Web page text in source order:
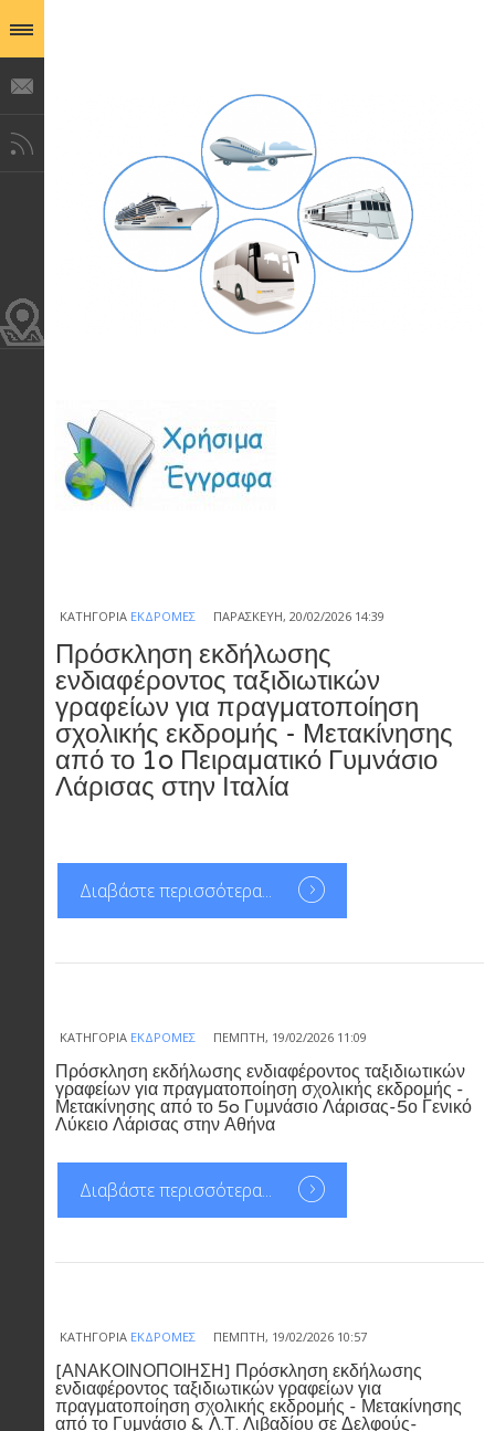
ΚΑΤΗΓΟΡΊΑ ΕΚΔΡΟΜΈΣ ΠΑΡΑΣΚΕΥΉ, 20/02/2026 14:39
Πρόσκληση εκδήλωσης
ενδιαφέροντος ταξιδιωτικών
γραφείων για πραγματοποίηση
σχολικής εκδρομής - Μετακίνησης
από το 1o Πειραματικό Γυμνάσιο
Λάρισας στην Ιταλία
Διαβάστε περισσότερα...
ΚΑΤΗΓΟΡΊΑ ΕΚΔΡΟΜΈΣ ΠΈΜΠΤΗ, 19/02/2026 11:09
Πρόσκληση εκδήλωσης ενδιαφέροντος ταξιδιωτικών
γραφείων για πραγματοποίηση σχολικής εκδρομής -
Μετακίνησης από το 5o Γυμνάσιο Λάρισας-5ο Γενικό
Λύκειο Λάρισας στην Αθήνα
Διαβάστε περισσότερα...
ΚΑΤΗΓΟΡΊΑ ΕΚΔΡΟΜΈΣ ΠΈΜΠΤΗ, 19/02/2026 10:57
[ΑΝΑΚΟΙΝΟΠΟΙΗΣΗ] Πρόσκληση εκδήλωσης
ενδιαφέροντος ταξιδιωτικών γραφείων για
πραγματοποίηση σχολικής εκδρομής - Μετακίνησης
από το Γυμνάσιο & Λ.Τ. Λιβαδίου σε Δελφούς-